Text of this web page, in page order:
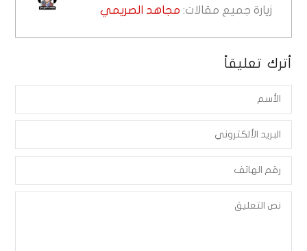
زيارة جميع مقالات: مجاهد الصريمي
أترك تعليقاً